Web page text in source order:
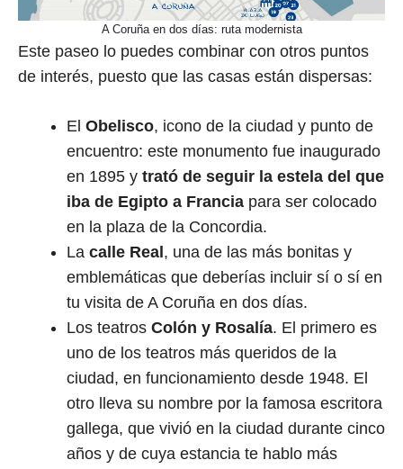
A Coruña en dos días: ruta modernista
Este paseo lo puedes combinar con otros puntos
de interés, puesto que las casas están dispersas:
El Obelisco, icono de la ciudad y punto de
encuentro: este monumento fue inaugurado
en 1895 y trató de seguir la estela del que
iba de Egipto a Francia para ser colocado
en la plaza de la Concordia.
La calle Real , una de las más bonitas y
emblemáticas que deberías incluir sí o sí en
tu visita de A Coruña en dos días.
Los teatros Colón y Rosalía. El primero es
uno de los teatros más queridos de la
ciudad, en funcionamiento desde 1948. El
otro lleva su nombre por la famosa escritora
gallega, que vivió en la ciudad durante cinco
años y de cuya estancia te hablo más